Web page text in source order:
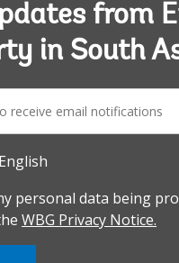
from
in South
English
personal data being
WBG Privacy Notice.